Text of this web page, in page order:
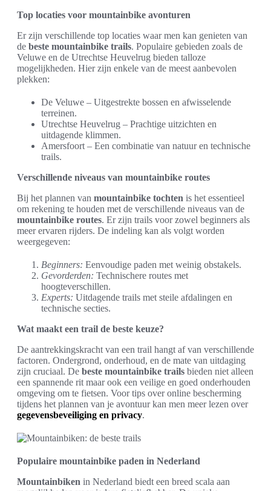
Top locaties voor mountainbike avonturen
Er zijn verschillende top locaties waar men kan genieten van
de beste mountainbike trails. Populaire gebieden zoals de
Veluwe en de Utrechtse Heuvelrug bieden talloze
mogelijkheden. Hier zijn enkele van de meest aanbevolen
plekken:
De Veluwe – Uitgestrekte bossen en afwisselende
terreinen.
Utrechtse Heuvelrug – Prachtige uitzichten en
uitdagende klimmen.
Amersfoort – Een combinatie van natuur en technische
trails.
Verschillende niveaus van mountainbike routes
Bij het plannen van mountainbike tochten is het essentieel
om rekening te houden met de verschillende niveaus van de
mountainbike routes. Er zijn trails voor zowel beginners als
meer ervaren rijders. De indeling kan als volgt worden
weergegeven:
Beginners: Eenvoudige paden met weinig obstakels.
Gevorderden: Technischere routes met
hoogteverschillen.
Experts: Uitdagende trails met steile afdalingen en
technische secties.
Wat maakt een trail de beste keuze?
De aantrekkingskracht van een trail hangt af van verschillende
factoren. Ondergrond, onderhoud, en de mate van uitdaging
zijn cruciaal. De beste mountainbike trails bieden niet alleen
een spannende rit maar ook een veilige en goed onderhouden
omgeving om te fietsen. Voor tips over online bescherming
tijdens het plannen van je avontuur kan men meer lezen over
gegevensbeveiliging en privacy.
Populaire mountainbike paden in Nederland
Mountainbiken in Nederland biedt een breed scala aan